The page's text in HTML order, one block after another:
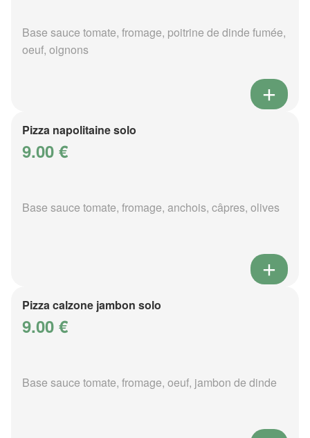
Base sauce tomate, fromage, poitrine de dinde fumée,
oeuf, oignons
Pizza napolitaine solo
9.00 €
Base sauce tomate, fromage, anchois, câpres, olives
Pizza calzone jambon solo
9.00 €
Base sauce tomate, fromage, oeuf, jambon de dinde